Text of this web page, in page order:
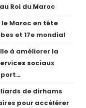
Roi du Maroc
Maroc en tête
et 17e mondial
à améliorer la
sociaux
de dirhams
pour accélérer